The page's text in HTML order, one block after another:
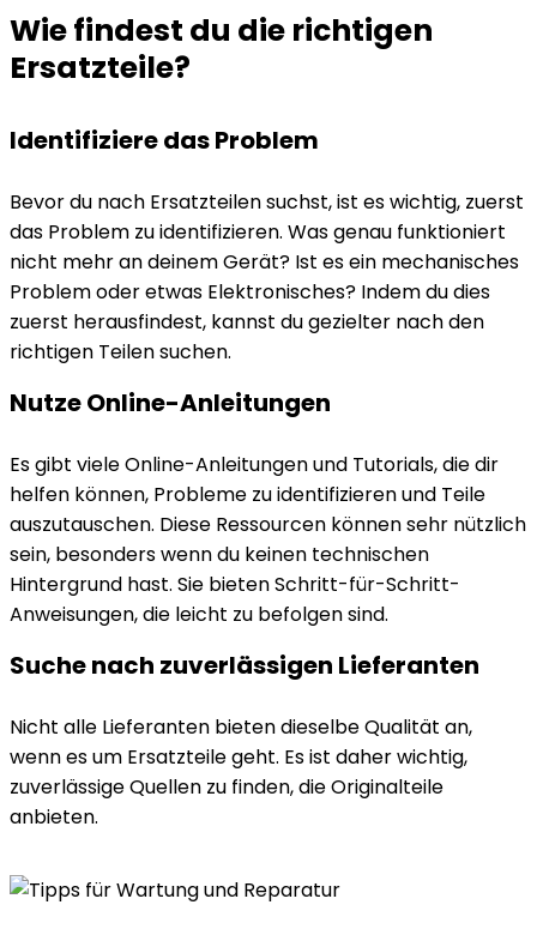
Wie findest du die richtigen
Ersatzteile?
Identifiziere das Problem
Bevor du nach Ersatzteilen suchst, ist es wichtig, zuerst
das Problem zu identifizieren. Was genau funktioniert
nicht mehr an deinem Gerät? Ist es ein mechanisches
Problem oder etwas Elektronisches? Indem du dies
zuerst herausfindest, kannst du gezielter nach den
richtigen Teilen suchen.
Nutze Online-Anleitungen
Es gibt viele Online-Anleitungen und Tutorials, die dir
helfen können, Probleme zu identifizieren und Teile
auszutauschen. Diese Ressourcen können sehr nützlich
sein, besonders wenn du keinen technischen
Hintergrund hast. Sie bieten Schritt-für-Schritt-
Anweisungen, die leicht zu befolgen sind.
Suche nach zuverlässigen Lieferanten
Nicht alle Lieferanten bieten dieselbe Qualität an,
wenn es um Ersatzteile geht. Es ist daher wichtig,
zuverlässige Quellen zu finden, die Originalteile
anbieten.